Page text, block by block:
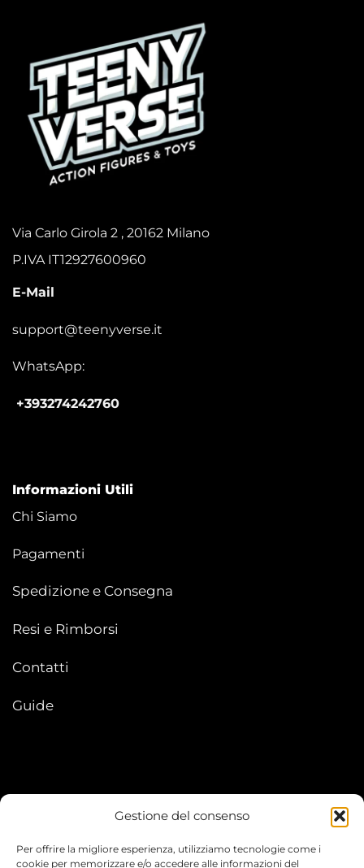
Gestione del consenso
Per offrire la migliore esperienza, utilizziamo tecnologie come i
cookie per memorizzare e/o accedere alle informazioni del
Via Carlo Girola 2 , 20162 Milano
P.IVA IT12927600960
E-Mail
support@teenyverse.it
WhatsApp:
+393274242760
Informazioni Utili
Chi Siamo
Pagamenti
Spedizione e Consegna
Resi e Rimborsi
Contatti
Guide
I Miei Ordini